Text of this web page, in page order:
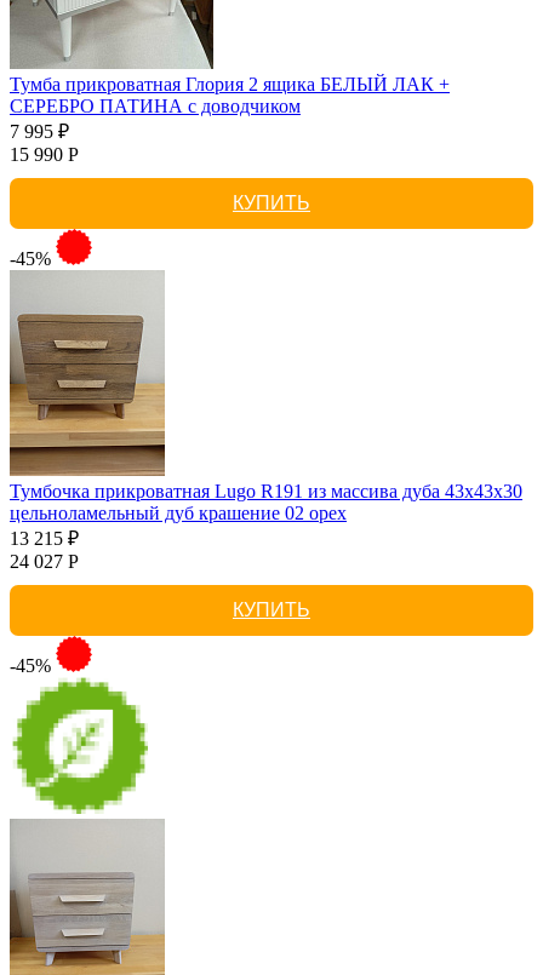
Тумба прикроватная Глория 2 ящика БЕЛЫЙ ЛАК +
СЕРЕБРО ПАТИНА с доводчиком
7 995 ₽
15 990 Р
КУПИТЬ
-45%
Тумбочка прикроватная Lugo R191 из массива дуба 43х43х30
цельноламельный дуб крашение 02 орех
13 215 ₽
24 027 Р
КУПИТЬ
-45%